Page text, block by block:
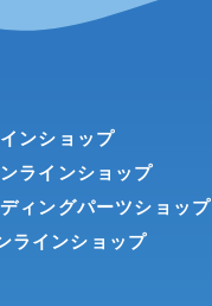
ンショップ
ラインショップ
ィングパーツショップ
ラインショップ